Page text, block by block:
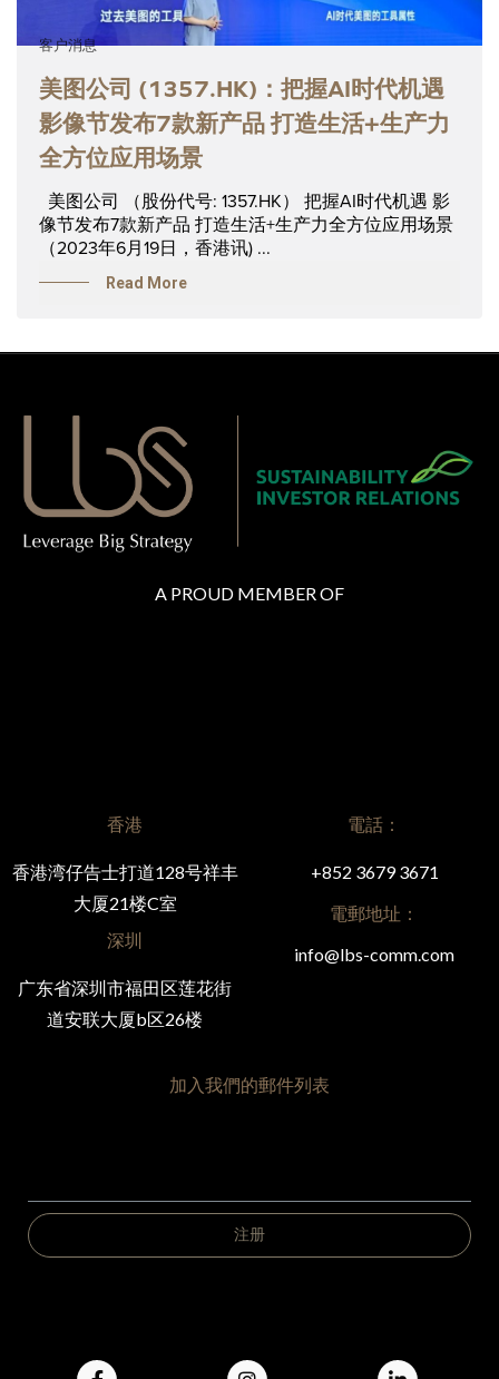
客户消息
美图公司 (1357.HK)：把握AI时代机遇
影像节发布7款新产品 打造生活+生产力
全方位应用场景
美图公司 （股份代号: 1357.HK） 把握AI时代机遇 影
像节发布7款新产品 打造生活+生产力全方位应用场景
（2023年6月19日，香港讯) ...
Read More
A PROUD MEMBER OF
香港
香港湾仔告士打道128号祥丰
大厦21楼C室
深圳
广东省深圳市福田区莲花街
道安联大厦b区26楼
電話：
+852 3679 3671
電郵地址：
info@lbs-comm.com
加入我們的郵件列表